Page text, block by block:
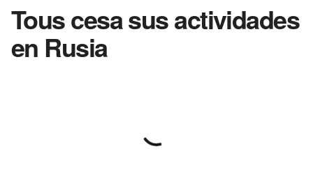
Tous cesa sus actividades
en Rusia